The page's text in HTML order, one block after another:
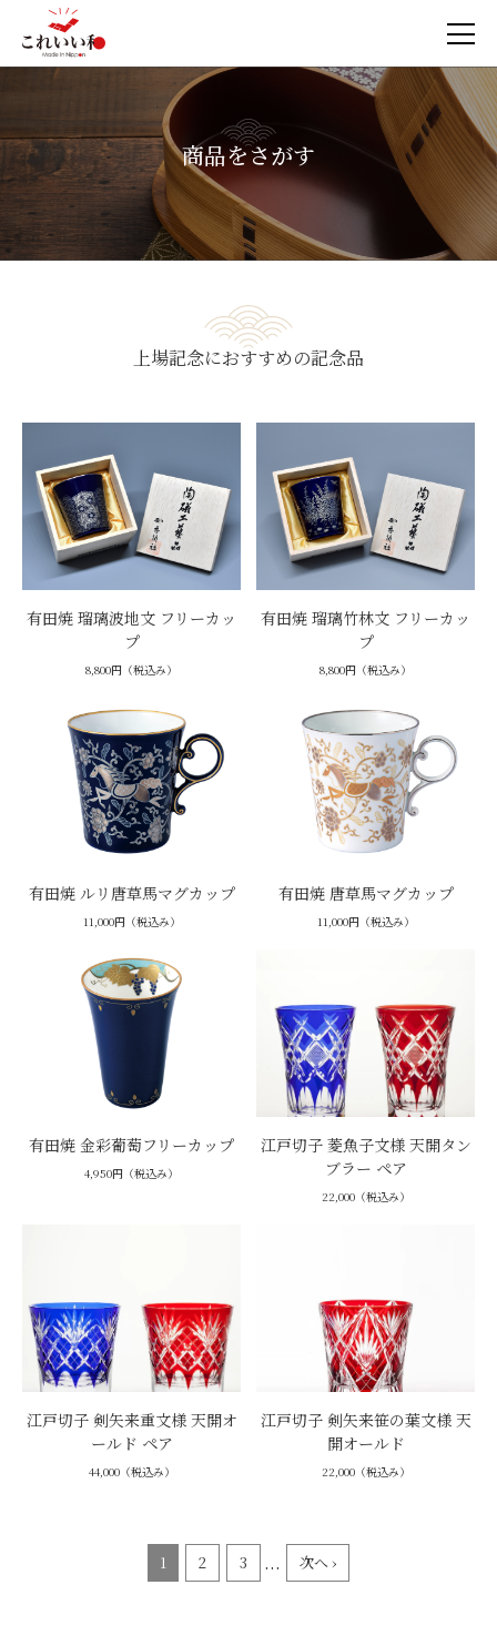
商品をさがす
上場記念におすすめの記念品
有田焼 瑠璃波地文 フリーカッ
プ
8,800円（税込み）
有田焼 瑠璃竹林文 フリーカッ
プ
8,800円（税込み）
有田焼 ルリ唐草馬マグカップ
11,000円（税込み）
有田焼 唐草馬マグカップ
11,000円（税込み）
有田焼 金彩葡萄フリーカップ
4,950円（税込み）
江戸切子 菱魚子文様 天開タン
ブラー ペア
22,000（税込み）
江戸切子 剣矢来重文様 天開オ
ールド ペア
44,000（税込み）
江戸切子 剣矢来笹の葉文様 天
開オールド
22,000（税込み）
1 2 3 ... 次へ ›